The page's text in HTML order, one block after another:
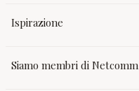
Ispirazione
Siamo membri di Netcomm